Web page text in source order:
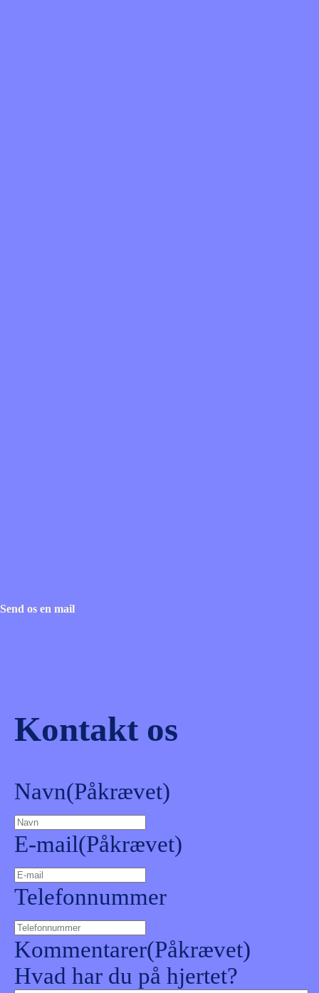
Send os en mail
Kontakt os
Navn(Påkrævet)
E-mail(Påkrævet)
Telefonnummer
Kommentarer(Påkrævet)
Hvad har du på hjertet?